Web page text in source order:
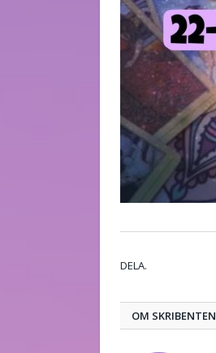
DELA.
OM SKRIBENTEN